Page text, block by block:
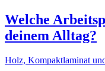
Welche
deinem Alltag?
Holz, Kompaktlaminat